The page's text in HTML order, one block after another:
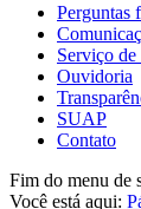
Perguntas
Serviço
Ouvidoria
SUAP
Contato
Fim do menu de
Você está aqui: